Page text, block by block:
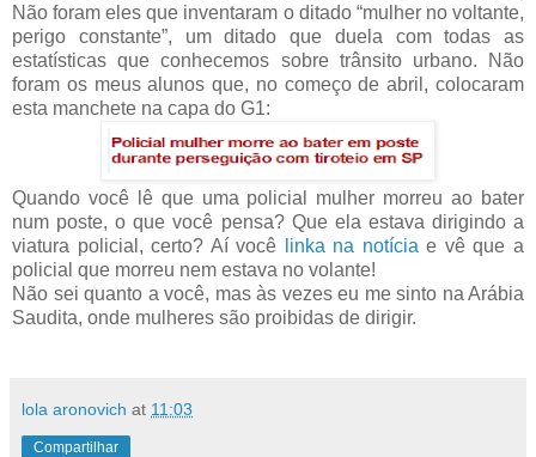
Não foram eles que inventaram o ditado “mulher no voltante,
perigo constante”, um ditado que duela com todas as
estatísticas que conhecemos sobre trânsito urbano. Não
foram os meus alunos que, no começo de abril, colocaram
esta manchete na capa do G1:
Quando você lê que uma policial mulher morreu ao bater
num poste, o que você pensa? Que ela estava dirigindo a
viatura policial, certo? Aí você linka na notíciae vê que a
policial que morreu nem estava no volante!
Não sei quanto a você, mas às vezes eu me sinto na Arábia
Saudita, onde mulheres são proibidas de dirigir.
lola aronovich at 11:03
Compartilhar